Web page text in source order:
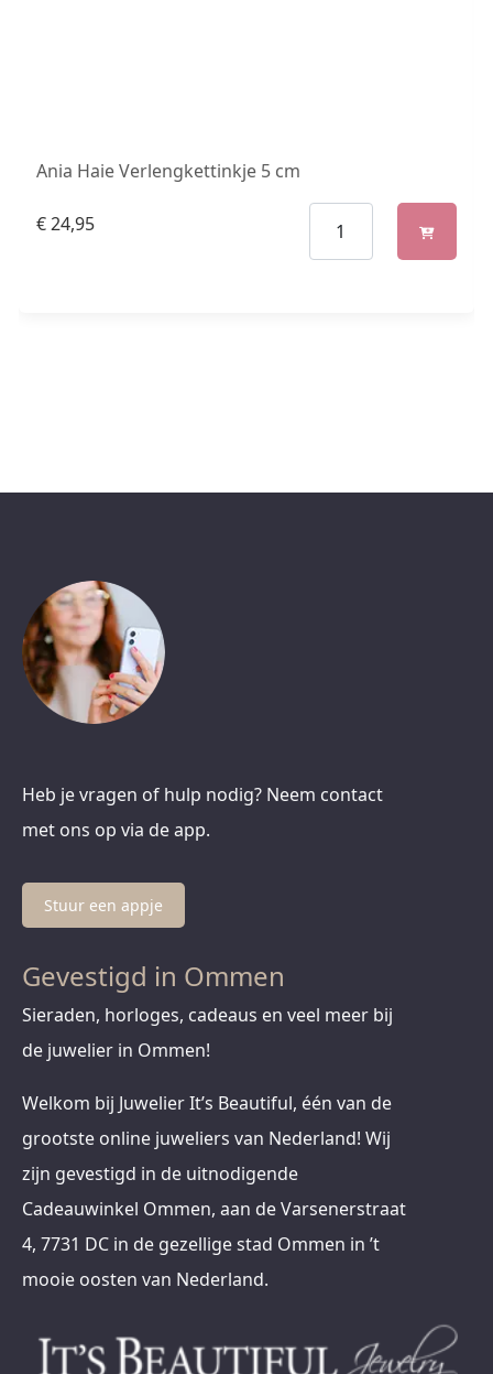
Ania Haie Verlengkettinkje 5 cm
€24,95
Heb je vragen of hulp nodig? Neem contact
met ons op via de app.
Stuur een appje
Gevestigd in Ommen
Sieraden, horloges, cadeaus en veel meer bij
de juwelier in Ommen!
Welkom bij Juwelier It’s Beautiful, één van de
grootste online juweliers van Nederland! Wij
zijn gevestigd in de uitnodigende
Cadeauwinkel Ommen, aan de Varsenerstraat
4, 7731 DC in de gezellige stad Ommen in ’t
mooie oosten van Nederland.